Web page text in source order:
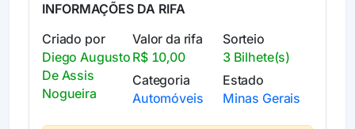
INFORMAÇÕES DA RIFA
Criado por
Diego Augusto
De Assis
Nogueira
Valor da rifa
R$ 10,00
Sorteio
3 Bilhete(s)
Categoria
Automóveis
Estado
Minas Gerais